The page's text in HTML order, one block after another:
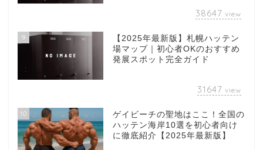
38647 view
9
【2025年最新版】札幌ハッテン
場マップ｜初心者OKのおすすめ
発展スポット完全ガイド
31647 view
10
ゲイビーチの聖地はここ！全国の
ハッテン海岸10選を初心者向け
に徹底紹介【2025年最新版】